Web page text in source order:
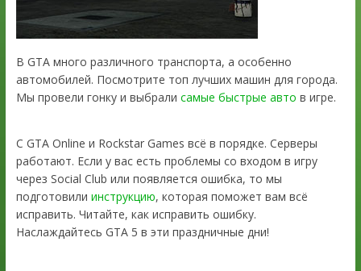
В GTA много различного транспорта, а особенно
автомобилей. Посмотрите топ лучших машин для города.
Мы провели гонку и выбрали самые быстрые авто в игре.
С GTA Online и Rockstar Games всё в порядке. Серверы
работают. Если у вас есть проблемы со входом в игру
через Social Club или появляется ошибка, то мы
подготовили инструкцию, которая поможет вам всё
исправить. Читайте, как исправить ошибку.
Наслаждайтесь GTA 5 в эти праздничные дни!